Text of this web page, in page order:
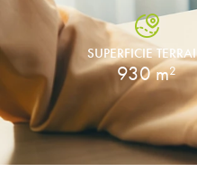
SUPERFICIE
930 m²